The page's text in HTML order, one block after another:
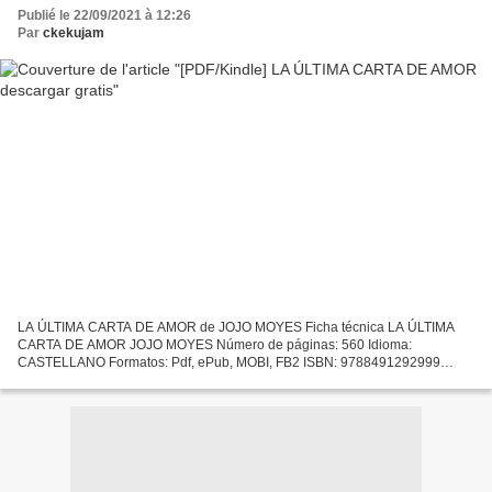
Publié le 22/09/2021 à 12:26
Par ckekujam
LA ÚLTIMA CARTA DE AMOR de JOJO MOYES Ficha técnica LA ÚLTIMA
CARTA DE AMOR JOJO MOYES Número de páginas: 560 Idioma:
CASTELLANO Formatos: Pdf, ePub, MOBI, FB2 ISBN: 9788491292999
de...